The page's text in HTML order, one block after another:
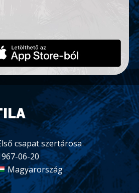
csapat szertárosa
06-20
Magyarország